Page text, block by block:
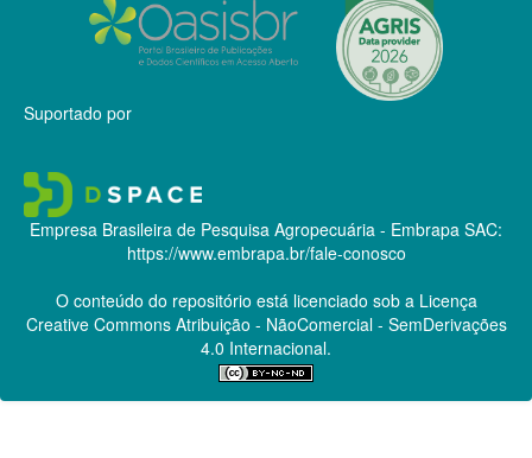
Suportado por
Empresa Brasileira de Pesquisa Agropecuária - Embrapa SAC:
https://www.embrapa.br/fale-conosco
O conteúdo do repositório está licenciado sob a Licença
Creative CommonsAtribuição - NãoComercial - SemDerivações
4.0 Internacional.